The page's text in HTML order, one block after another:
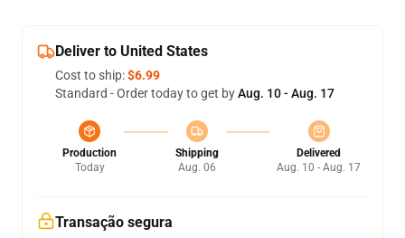
Deliver to United States
Cost to ship:$6.99
Standard - Order today to get byAug. 10 - Aug. 17
Production
Today
Shipping
Aug. 06
Delivered
Aug. 10 - Aug. 17
Transação segura